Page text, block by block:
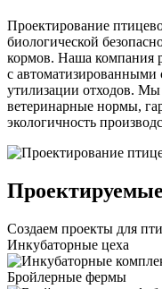
Проектирование
биологической
кормов. Наша компания
с автоматизированными
утилизации отходов.
ветеринарные нормы,
экологичность
Создаем проекты для
Инкубаторные цеха
Бройлерные фермы